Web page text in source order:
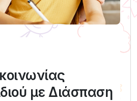
με Διάσπαση